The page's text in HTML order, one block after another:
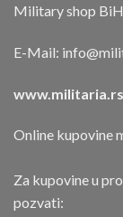
Military shop BiH
E-Mail:
www.militaria.rs
Online kupovine
Za kupovine u
pozvati: